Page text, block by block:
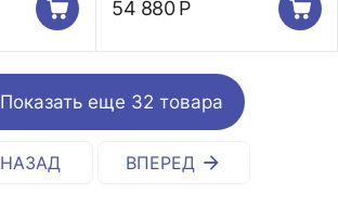
54 880 Р
Показать еще 32 товара
НАЗАД ВПЕРЕД